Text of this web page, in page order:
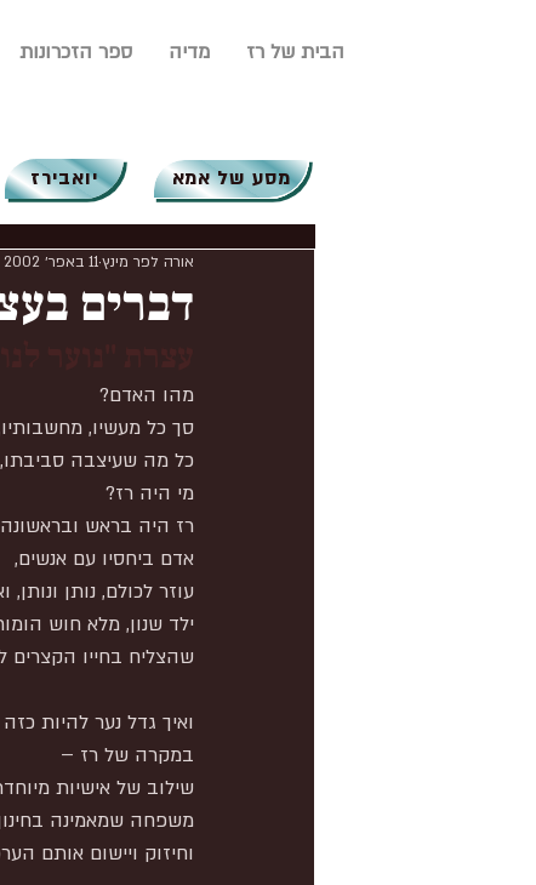
הבית של רז מדיה ספר הזכרונות
יואבירז מסע של אמא
דברים
אורה לפר מינץ11 באפר׳ 2002
מהו האדם?
סך כל מעשיו,
כל מה שעיצבה סביבתו,
מי היה רז?
רז היה בראש
אדם ביחסיו עם אנשים,
עוזר לכולם, נותן
ילד שנון, מלא חוש
שהצליח בחייו
ואיך גדל נער להיות
במקרה של רז –
שילוב של אישיות
משפחה שמאמינה
וחיזוק ויישום אותם